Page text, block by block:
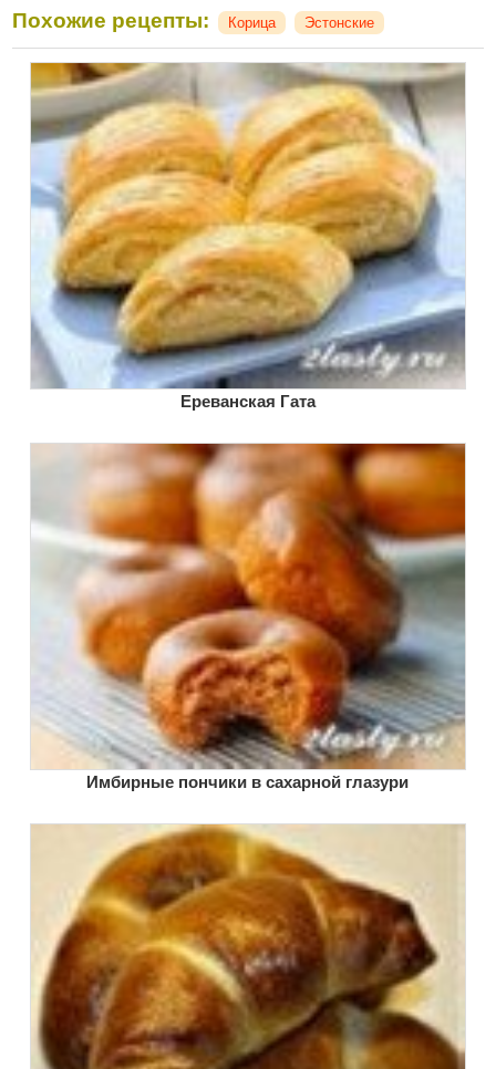
Похожие рецепты: Корица Эстонские
Ереванская Гата
Имбирные пончики в сахарной глазури